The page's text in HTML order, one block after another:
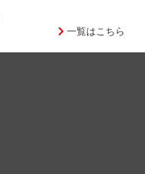
一覧はこちら